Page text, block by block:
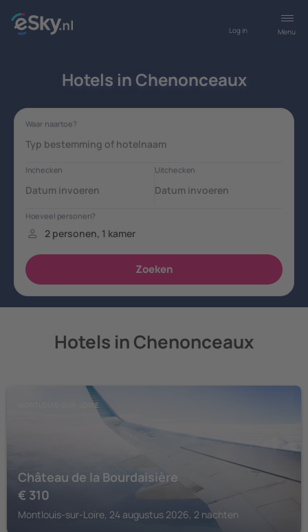
Menu
Log in
Hotels in Chenonceaux
Hotels in Chenonceaux
MONTLOUIS-SUR-LOIRE
Château de la Bourdaisière
€ 310
Montlouis-sur-Loire, 24 augustus 2026, 2 nachten